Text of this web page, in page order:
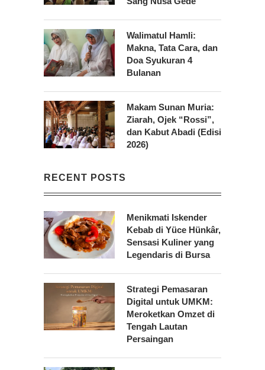
Walimatul Hamli:
Makna, Tata Cara, dan
Doa Syukuran 4
Bulanan
Makam Sunan Muria:
Ziarah, Ojek “Rossi”,
dan Kabut Abadi (Edisi
2026)
RECENT POSTS
Menikmati Iskender
Kebab di Yüce Hünkâr,
Sensasi Kuliner yang
Legendaris di Bursa
Strategi Pemasaran
Digital untuk UMKM:
Meroketkan Omzet di
Tengah Lautan
Persaingan